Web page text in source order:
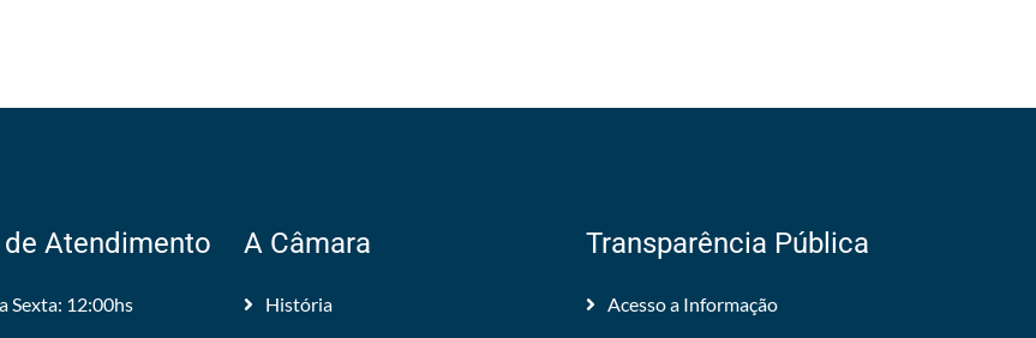
Atendimento
Sexta: 12:00hs
A Câmara
História
Transparência Pública
Acesso a Informação